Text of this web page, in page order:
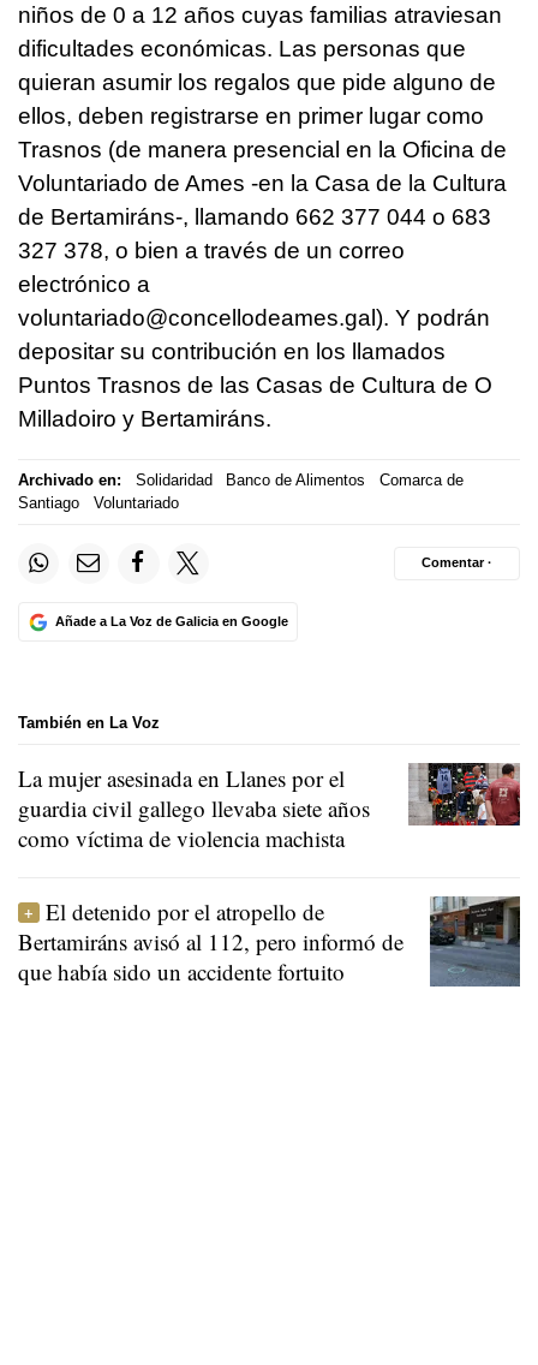
niños de 0 a 12 años cuyas familias atraviesan
dificultades económicas. Las personas que
quieran asumir los regalos que pide alguno de
ellos, deben registrarse en primer lugar como
Trasnos (de manera presencial en la Oficina de
Voluntariado de Ames -en la Casa de la Cultura
de Bertamiráns-, llamando 662 377 044 o 683
327 378, o bien a través de un correo
electrónico a
voluntariado@concellodeames.gal). Y podrán
depositar su contribución en los llamados
Puntos Trasnos de las Casas de Cultura de O
Milladoiro y Bertamiráns.
Archivado en: Solidaridad Banco de Alimentos
Comarca de
Santiago
Voluntariado
Añade a La Voz de Galicia en Google
Comentar ·
También en La Voz
La mujer asesinada en Llanes por el
guardia civil gallego llevaba siete años
como víctima de violencia machista
El detenido por el atropello de
Bertamiráns avisó al 112, pero informó de
que había sido un accidente fortuito